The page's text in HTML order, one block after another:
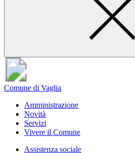
Comune di Vaglia
Amministrazione
Novità
Servizi
Vivere il Comune
Assistenza sociale